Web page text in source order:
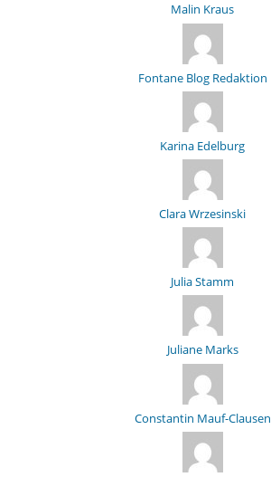
Malin Kraus
Fontane Blog Redaktion
Karina Edelburg
Clara Wrzesinski
Julia Stamm
Juliane Marks
Constantin Mauf-Clausen